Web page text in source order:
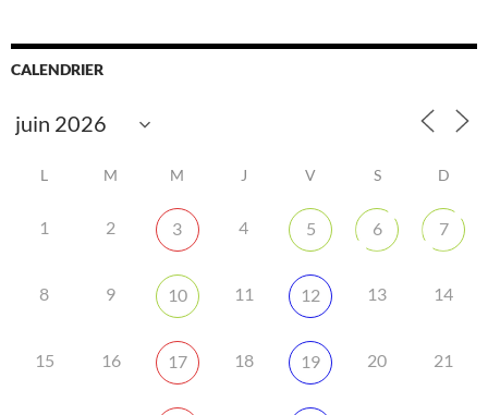
CALENDRIER
L M M J V S D
1 2 3 4 5 6 7
8 9 10 11 12 13 14
15 16 17 18 19 20 21